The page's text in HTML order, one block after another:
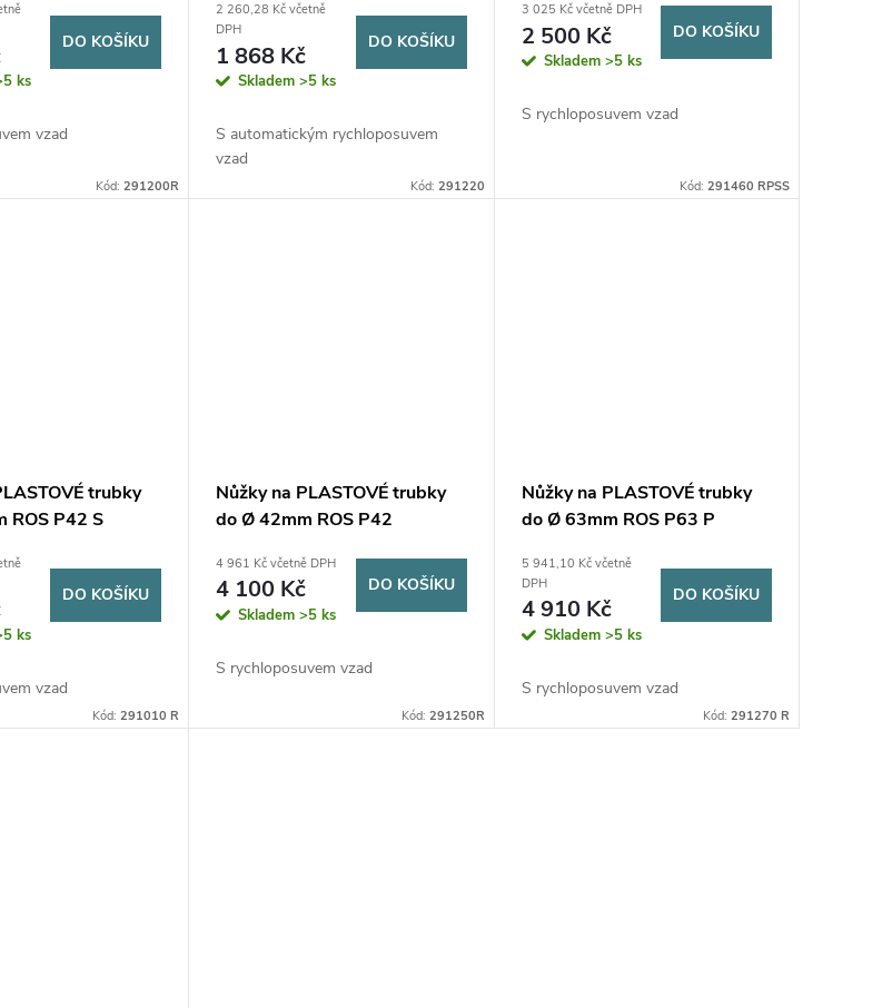
ks
DO KOŠÍKU
vzad
Kód:291200R
2 260,28 Kč včetně
DPH
1 868 Kč
Skladem>5 ks
DO KOŠÍKU
S automatickým rychloposuvem
vzad
Kód: 291220
3 025 Kč včetně DPH
2 500 Kč
Skladem >5 ks
DO KOŠÍKU
S rychloposuvem vzad
Kód: 291460 RPSS
trubky
ROS P42 S
ks
DO KOŠÍKU
vzad
Kód:291010 R
Nůžky na PLASTOVÉ trubky
do Ø 42mm ROS P42
4 961 Kč včetně DPH
4 100 Kč
Skladem>5 ks
DO KOŠÍKU
S rychloposuvem vzad
Kód: 291250R
Nůžky na PLASTOVÉ trubky
do Ø 63mm ROS P63 P
5 941,10 Kč včetně
DPH
4 910 Kč
Skladem >5 ks
DO KOŠÍKU
S rychloposuvem vzad
Kód: 291270 R